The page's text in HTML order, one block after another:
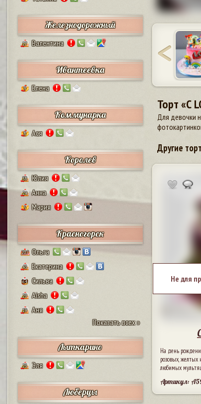
Железнодорожный
17 Валентина
Ивантеевка
9 Елена
Коммунарка
8 Ася
Королев
38 Юлия
24 Анна
5 Мария
Красногорск
207 Ольга
43 Екатерина
64 Сильва
29 Aisha
19
Аня
Показать всех »
Лыткарино
23 Эля
Люберцы
Торт «С
Для девочки
Другие
Не для
На день
розовых, желтых
любимых
Артикул: